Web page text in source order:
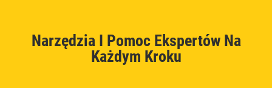
Narzędzia I Pomoc Ekspertów Na
Każdym Kroku